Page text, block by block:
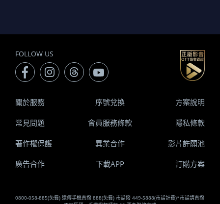
FOLLOW US
0800-058-885(免費) 遠傳手機直撥 888(免費) 市話撥 449-5888(市話計費)*市話請直撥
關於服務 序號兌換 方案說明
常見問題 會員服務條款 隱私條款
著作權保護 異業合作 影片許願池
廣告合作 下載APP 訂購方案